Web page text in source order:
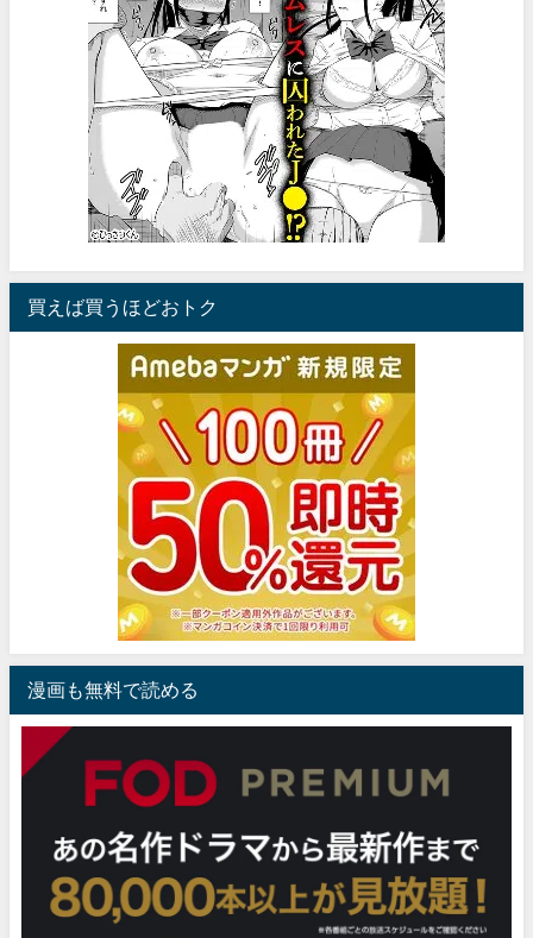
買えば買うほどおトク
漫画も無料で読める